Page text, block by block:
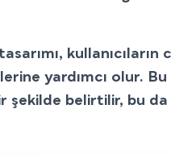
kullanıcıların
yardımcı olur.
şekilde belirtilir, bu da